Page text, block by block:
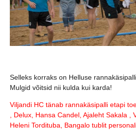
Selleks korraks on Helluse
Mulgid võitsid nii kulda kui karda!
Viljandi HC tänab rannakäsipalli etapi
, Delux, Hansa Candel, Ajaleht Sakala ,
Heleni Tordituba, Bangalo tublit